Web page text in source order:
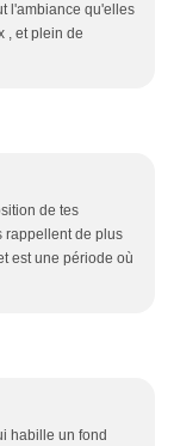
l'ambiance qu'elles
, et plein de
de tes
rappellent de plus
est une période où
habille un fond